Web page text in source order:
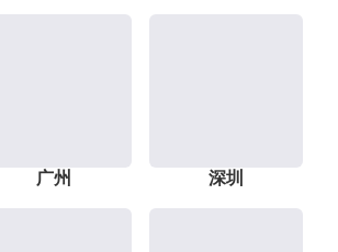
广州 深圳